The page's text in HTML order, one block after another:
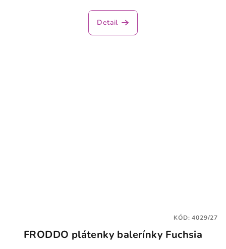
Detail
FRODDO plátenky balerínky Fuchsia
KÓD:4029/27